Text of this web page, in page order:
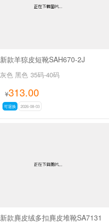
新款羊猄皮短靴SAH670-2J
灰色 黑色 35码-40码
¥313.00
可退换 2026-08-03
新款麂皮绒多扣麂皮堆靴SA7131